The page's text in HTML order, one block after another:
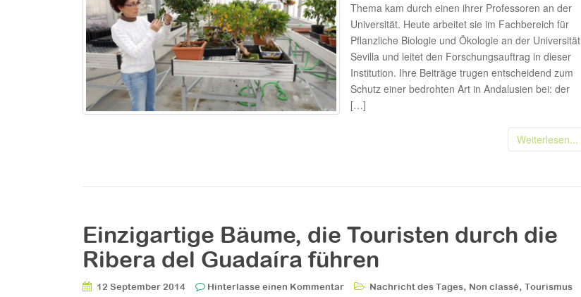
Thema kam durch einen ihrer Professoren an der
Universität. Heute arbeitet sie im Fachbereich für
Pflanzliche Biologie und Ökologie an der Universität
Sevilla und leitet den Forschungsauftrag in dieser
Institution. Ihre Beiträge trugen entscheidend zum
Schutz einer bedrohten Art in Andalusien bei: der
[…]
Weiterlesen...
Einzigartige Bäume, die Touristen durch die
Ribera del Guadaíra führen
12 September 2014 Hinterlasse einen Kommentar Nachricht des Tages, Non classé, Tourismus